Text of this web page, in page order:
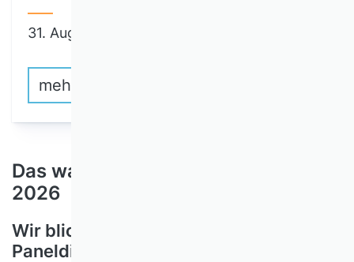
31. August 2026
mehr erfahren
Das waren die VHB Foren 2025-
2026
Wir blicken auf fünf spannende Online-
Paneldiskussionen zurück